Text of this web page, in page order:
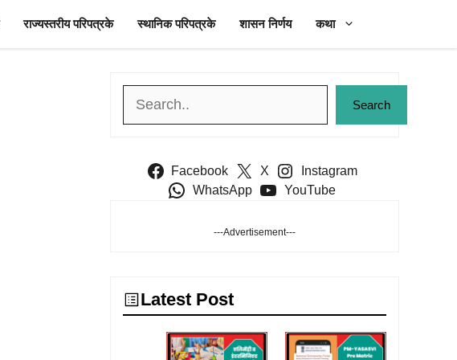
राज्यस्तरीय परिपत्रके स्थानिक परिपत्रके शासन निर्णय कथा
Search
Facebook X
Instagram
WhatsApp
YouTube
---Advertisement---
Latest Post